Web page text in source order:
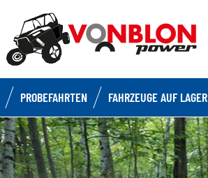
PROBEFAHRTEN FAHRZEUGE AUF LAGER